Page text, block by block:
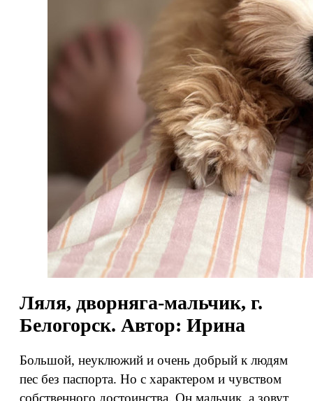
Ляля, дворняга-мальчик, г.
Белогорск. Автор: Ирина
Большой, неуклюжий и очень добрый к людям
пес без паспорта. Но с характером и чувством
собственного достоинства. Он мальчик, а зовут